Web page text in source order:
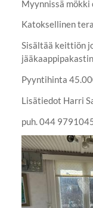
Myynnissä
Katoksellinen
Sisältää keittiön
Pyyntihinta
Lisätiedot Harri
puh. 044